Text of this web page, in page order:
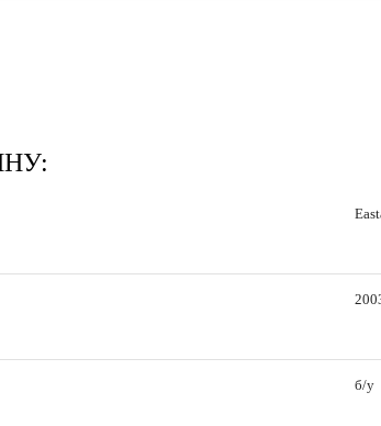
б/у